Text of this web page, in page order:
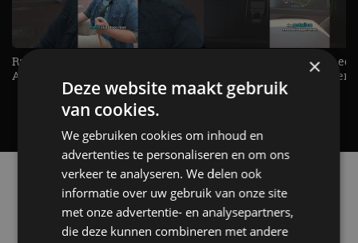
Raad jij onze nieuwe duurtester? -
AutoRAI TV
De Renault Twingo heeft een
opvallende snelheidsmeter! -
AutoRAI TV
Alle automerken
Selecteer een merk voor meer informatie, modellen
en alle nieuwsberichten
×
Deze website maakt gebruik
van cookies.
We gebruiken cookies om inhoud en
advertenties te personaliseren en om ons
verkeer te analyseren. We delen ook
informatie over uw gebruik van onze site
met onze advertentie- en analysepartners,
die deze kunnen combineren met andere